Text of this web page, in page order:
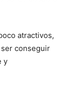
atractivos,
conseguir
y